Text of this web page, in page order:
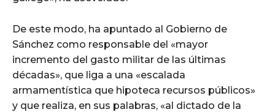
De este modo, ha apuntado al Gobierno de
Sánchez como responsable del «mayor
incremento del gasto militar de las últimas
décadas», que liga a una «escalada
armamentística que hipoteca recursos públicos»
y que realiza, en sus palabras, «al dictado de la